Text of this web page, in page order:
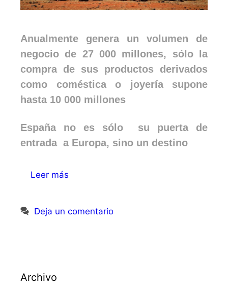
Anualmente genera un volumen de
negocio de 27 000 millones, sólo la
compra de sus productos derivados
como coméstica o joyería supone
hasta 10 000 millones
España no es sólo su puerta de
entrada a Europa, sino un destino
Leer más
Deja un comentario
Archivo